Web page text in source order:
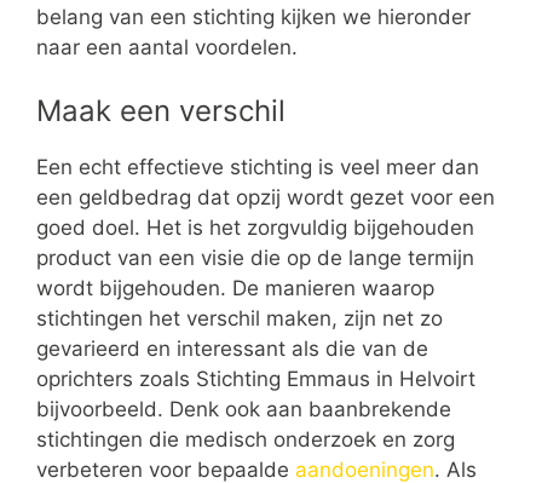
belang van een stichting kijken we hieronder
naar een aantal voordelen.
Maak een verschil
Een echt effectieve stichting is veel meer dan
een geldbedrag dat opzij wordt gezet voor een
goed doel. Het is het zorgvuldig bijgehouden
product van een visie die op de lange termijn
wordt bijgehouden. De manieren waarop
stichtingen het verschil maken, zijn net zo
gevarieerd en interessant als die van de
oprichters zoals Stichting Emmaus in Helvoirt
bijvoorbeeld. Denk ook aan baanbrekende
stichtingen die medisch onderzoek en zorg
verbeteren voor bepaalde aandoeningen. Als